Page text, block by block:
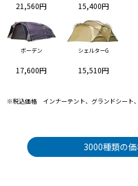
21,560円 15,400円
ボーデン
17,600円
シェルターG
15,510円
※税込価格 インナーテント、グランドシート
3000種類の